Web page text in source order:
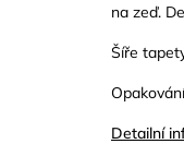
na zeď.
Šíře
Detailní